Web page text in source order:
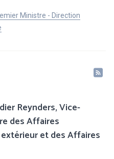
Ministre - Direction
Reynders, Vice-
des Affaires
et des Affaires